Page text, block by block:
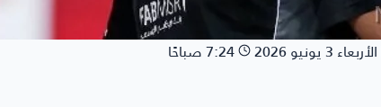
الأربعاء 3 يونيو 2026 7:24 صباحًا